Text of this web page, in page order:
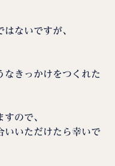
ないですが、
なきっかけをつくれた
ので、
いいただけたら幸いで